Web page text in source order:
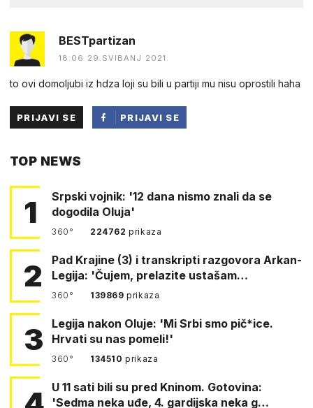
BESTpartizan
18:06 29.SVIBANJ 2021.
to ovi domoljubi iz hdza loji su bili u partiji mu nisu oprostili haha
PRIJAVI SE
PRIJAVI SE
TOP NEWS
1
Srpski vojnik: '12 dana nismo znali da se
dogodila Oluja'
360° 224762prikaza
2
Pad Krajine (3) i transkripti razgovora Arkan-
Legija: 'Čujem, prelazite ustašam…
360° 139869prikaza
3
Legija nakon Oluje: 'Mi Srbi smo pič*ice.
Hrvati su nas pomeli!'
360° 134510prikaza
U 11 sati bili su pred Kninom. Gotovina:
'Sedma neka uđe, 4. gardijska neka g…